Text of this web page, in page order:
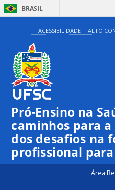
BRASIL
ACESSIBILIDADE ALTO
Pró-Ensino na
caminhos para
dos desafios na
profissional para
Área